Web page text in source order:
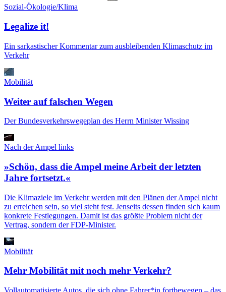
Sozial-Ökologie/Klima
Legalize it!
Ein sarkastischer Kommentar zum ausbleibenden Klimaschutz im
Verkehr
Mobilität
Weiter auf falschen Wegen
Der Bundesverkehrswegeplan des Herrn Minister Wissing
Nach der Ampel links
»Schön, dass die Ampel meine Arbeit der letzten
Jahre fortsetzt.«
Die Klimaziele im Verkehr werden mit den Plänen der Ampel nicht
zu erreichen sein, so viel steht fest. Jenseits dessen finden sich kaum
konkrete Festlegungen. Damit ist das größte Problem nicht der
Vertrag, sondern der FDP-Minister.
Mobilität
Mehr Mobilität mit noch mehr Verkehr?